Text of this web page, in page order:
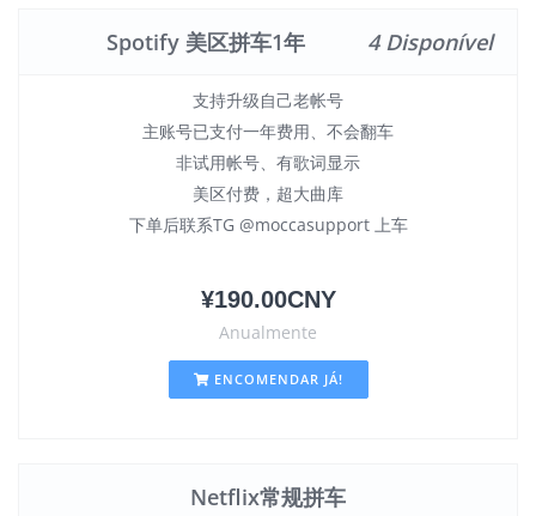
Spotify 美区拼车1年 4 Disponível
支持升级自己老帐号
主账号已支付一年费用、不会翻车
非试用帐号、有歌词显示
美区付费，超大曲库
下单后联系TG @moccasupport 上车
¥190.00CNY
Anualmente
ENCOMENDAR JÁ!
Netflix常规拼车